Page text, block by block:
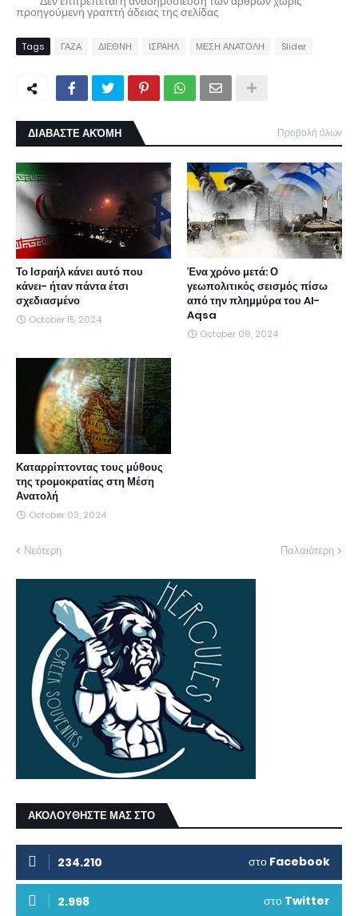
προηγούμενη γραπτή άδειας της σελίδας
Tags ΓΑΖΑ ΔΙΕΘΝΗ ΙΣΡΑΗΛ ΜΕΣΗ ΑΝΑΤΟΛΗ Slider
ΔΙΑΒΑΣΤΕ ΑΚΌΜΗ Προβολή όλων
Το Ισραήλ κάνει αυτό που
κάνει- ήταν πάντα έτσι
σχεδιασμένο
October 15, 2024
Ένα χρόνο μετά: Ο
γεωπολιτικός σεισμός πίσω
από την πλημμύρα του Al-
Aqsa
October 09, 2024
Καταρρίπτοντας τους μύθους
της τρομοκρατίας στη Μέση
Ανατολή
October 03, 2024
Νεότερη Παλαιότερη
ΑΚΟΛΟΥΘΗΣΤΕ ΜΑΣ ΣΤΟ
234.210 στο Facebook
2.998 στο Twitter